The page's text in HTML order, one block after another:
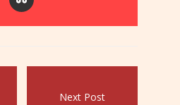
Next Post